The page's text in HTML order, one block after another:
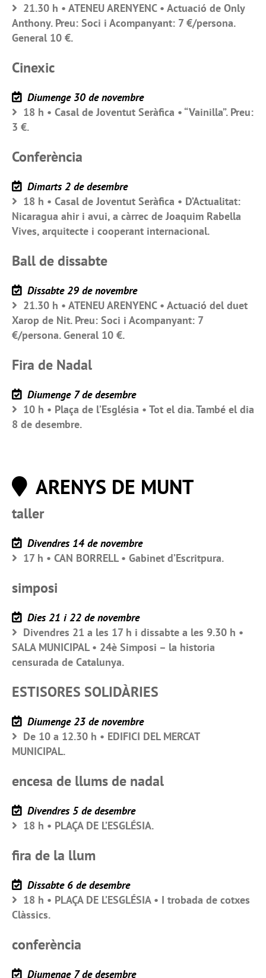
21.30 h • ATENEU ARENYENC • Actuació de Only
Anthony. Preu: Soci i Acompanyant: 7 €/persona.
General 10 €.
Cinexic
Diumenge 30 de novembre
18 h • Casal de Joventut Seràfica • “Vainilla”. Preu:
3 €.
Conferència
Dimarts 2 de desembre
18 h • Casal de Joventut Seràfica • D’Actualitat:
Nicaragua ahir i avui, a càrrec de Joaquim Rabella
Vives, arquitecte i cooperant internacional.
Ball de dissabte
Dissabte 29 de novembre
21.30 h • ATENEU ARENYENC • Actuació del duet
Xarop de Nit. Preu: Soci i Acompanyant: 7
€/persona. General 10 €.
Fira de Nadal
Diumenge 7 de desembre
10 h • Plaça de l’Església • Tot el dia. També el dia
8 de desembre.
ARENYS DE MUNT
taller
Divendres 14 de novembre
17 h • CAN BORRELL • Gabinet d’Escritpura.
simposi
Dies 21 i 22 de novembre
Divendres 21 a les 17 h i dissabte a les 9.30 h •
SALA MUNICIPAL • 24è Simposi – la historia
censurada de Catalunya.
ESTISORES SOLIDÀRIES
Diumenge 23 de novembre
De 10 a 12.30 h • EDIFICI DEL MERCAT
MUNICIPAL.
encesa de llums de nadal
Divendres 5 de desembre
18 h • PLAÇA DE L’ESGLÉSIA.
fira de la llum
Dissabte 6 de desembre
18 h • PLAÇA DE L’ESGLÉSIA • I trobada de cotxes
Clàssics.
conferència
Diumenge 7 de desembre